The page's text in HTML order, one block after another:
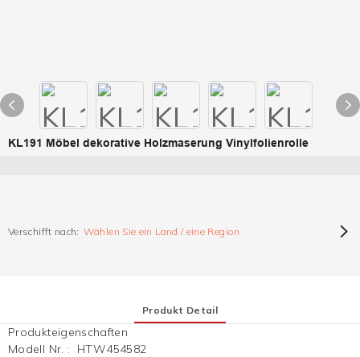
KL191 Möbel dekorative Holzmaserung Vinylfolienrolle
Verschifft nach: Wählen Sie ein Land / eine Region
Produkt Detail
Produkteigenschaften
Modell Nr. :
HTW454582